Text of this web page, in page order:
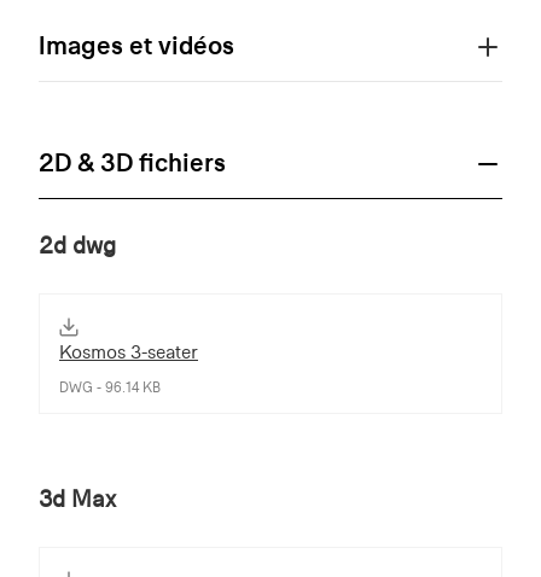
Images et vidéos
2D & 3D fichiers
2d dwg
Kosmos 3-seater
DWG - 96.14 KB
3d Max